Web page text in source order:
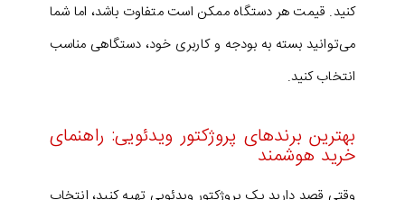
کنید. قیمت هر دستگاه ممکن است متفاوت باشد، اما شما
می‌توانید بسته به بودجه و کاربری خود، دستگاهی مناسب
انتخاب کنید.
بهترین برندهای پروژکتور ویدئویی: راهنمای
خرید هوشمند